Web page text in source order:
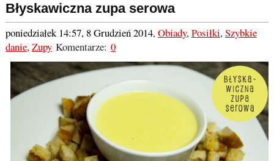
Błyskawiczna zupa serowa
poniedziałek 14:57, 8 Grudzień 2014,Obiady,Posiłki,Szybkie
danie,ZupyKomentarze: 0